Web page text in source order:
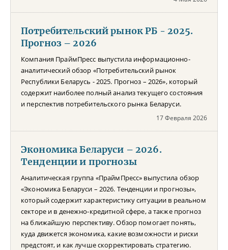
Потребительский рынок РБ - 2025.
Прогноз – 2026
Компания ПраймПресс выпустила информационно-
аналитический обзор «Потребительский рынок
Республики Беларусь - 2025. Прогноз – 2026», который
содержит наиболее полный анализ текущего состояния
и перспектив потребительского рынка Беларуси.
17 Февраля 2026
Экономика Беларуси – 2026.
Тенденции и прогнозы
Аналитическая группа «ПраймПресс» выпустила обзор
«Экономика Беларуси – 2026. Тенденции и прогнозы»,
который содержит характеристику ситуации в реальном
секторе и в денежно-кредитной сфере, а также прогноз
на ближайшую перспективу. Обзор помогает понять,
куда движется экономика, какие возможности и риски
предстоят, и как лучше скорректировать стратегию.